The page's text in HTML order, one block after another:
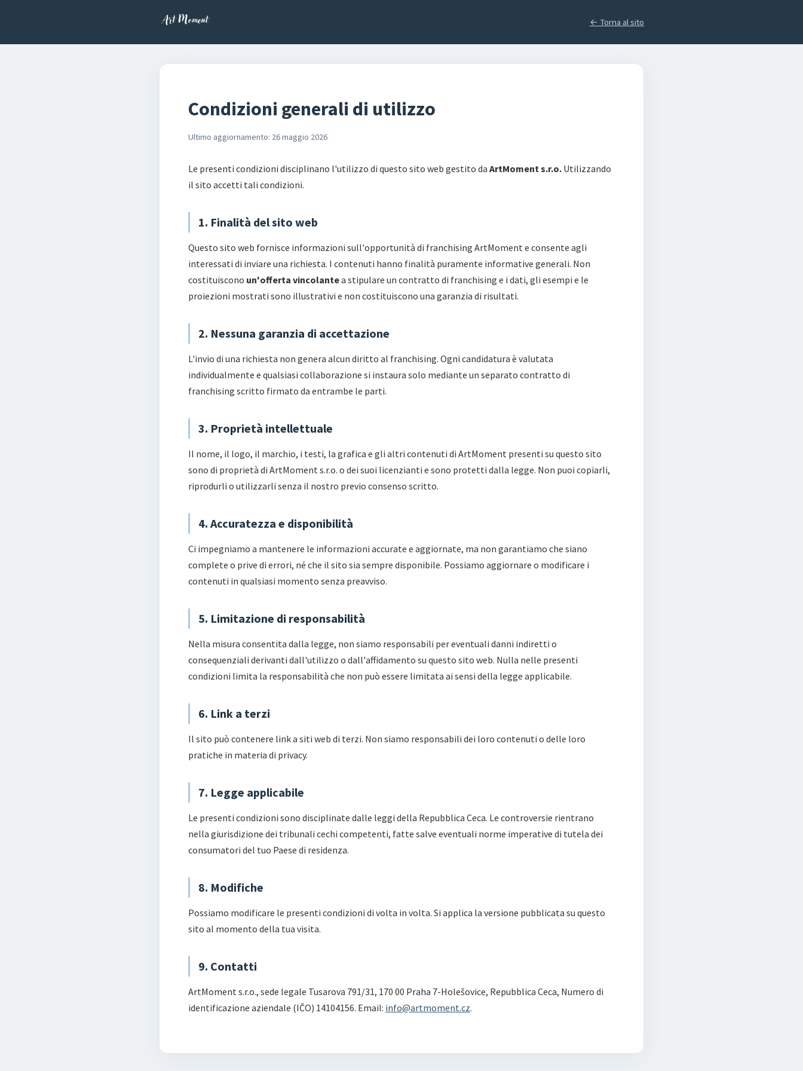
← Torna al sito
Condizioni generali di utilizzo
Ultimo aggiornamento: 26 maggio 2026
Le presenti condizioni disciplinano l'utilizzo di questo sito web gestito da ArtMoment s.r.o. Utilizzando
il sito accetti tali condizioni.
1. Finalità del sito web
Questo sito web fornisce informazioni sull'opportunità di franchising ArtMoment e consente agli
interessati di inviare una richiesta. I contenuti hanno finalità puramente informative generali. Non
costituiscono un'offerta vincolantea stipulare un contratto di franchising e i dati, gli esempi e le
proiezioni mostrati sono illustrativi e non costituiscono una garanzia di risultati.
2. Nessuna garanzia di accettazione
L'invio di una richiesta non genera alcun diritto al franchising. Ogni candidatura è valutata
individualmente e qualsiasi collaborazione si instaura solo mediante un separato contratto di
franchising scritto firmato da entrambe le parti.
3. Proprietà intellettuale
Il nome, il logo, il marchio, i testi, la grafica e gli altri contenuti di ArtMoment presenti su questo sito
sono di proprietà di ArtMoment s.r.o. o dei suoi licenzianti e sono protetti dalla legge. Non puoi copiarli,
riprodurli o utilizzarli senza il nostro previo consenso scritto.
4. Accuratezza e disponibilità
Ci impegniamo a mantenere le informazioni accurate e aggiornate, ma non garantiamo che siano
complete o prive di errori, né che il sito sia sempre disponibile. Possiamo aggiornare o modificare i
contenuti in qualsiasi momento senza preavviso.
5. Limitazione di responsabilità
Nella misura consentita dalla legge, non siamo responsabili per eventuali danni indiretti o
consequenziali derivanti dall'utilizzo o dall'affidamento su questo sito web. Nulla nelle presenti
condizioni limita la responsabilità che non può essere limitata ai sensi della legge applicabile.
6. Link a terzi
Il sito può contenere link a siti web di terzi. Non siamo responsabili dei loro contenuti o delle loro
pratiche in materia di privacy.
7. Legge applicabile
Le presenti condizioni sono disciplinate dalle leggi della Repubblica Ceca. Le controversie rientrano
nella giurisdizione dei tribunali cechi competenti, fatte salve eventuali norme imperative di tutela dei
consumatori del tuo Paese di residenza.
8. Modifiche
Possiamo modificare le presenti condizioni di volta in volta. Si applica la versione pubblicata su questo
sito al momento della tua visita.
9. Contatti
ArtMoment s.r.o., sede legale Tusarova 791/31, 170 00 Praha 7-Holešovice, Repubblica Ceca, Numero di
identificazione aziendale (IČO) 14104156. Email: info@artmoment.cz.